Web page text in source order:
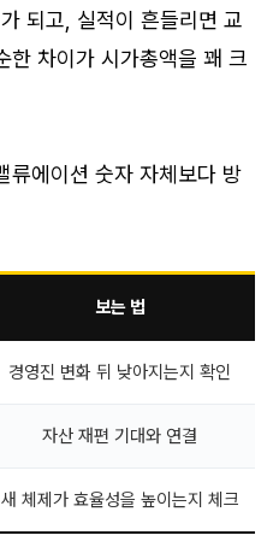
되고, 실적이 흔들리면 교
한 차이가 시가총액을 꽤 크
류에이션 숫자 자체보다 방
보는 법
경영진 변화 뒤 낮아지는지 확인
자산 재편 기대와 연결
새 체제가 효율성을 높이는지 체크